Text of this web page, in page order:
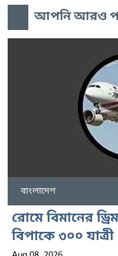
আপনি আরও
বাংলাদেশ
রোমে বিমানের
বিপাকে ৩০০ যাত্রী